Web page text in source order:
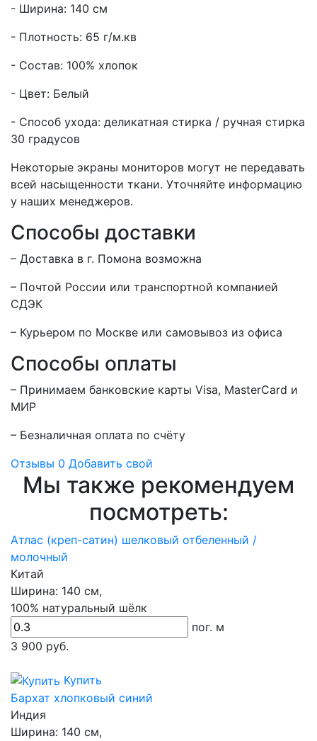
- Ширина: 140 см
- Плотность: 65 г/м.кв
- Состав: 100% хлопок
- Цвет: Белый
- Способ ухода: деликатная стирка / ручная стирка
30 градусов
Некоторые экраны мониторов могут не передавать
всей насыщенности ткани. Уточняйте информацию
у наших менеджеров.
Способы доставки
– Доставка в г. Помонавозможна
– Почтой России или транспортной компанией
СДЭК
– Курьером по Москве или самовывоз из офиса
Способы оплаты
– Принимаем банковские карты Visa, MasterCard и
МИР
– Безналичная оплата по счёту
Отзывы0 Добавить свой
Мы также рекомендуем
посмотреть:
Атлас (креп-сатин) шелковый отбеленный /
молочный
Китай
Ширина: 140 см,
100% натуральный шёлк
пог. м
3 900руб.
Купить
Бархат хлопковый синий
Индия
Ширина: 140 см,